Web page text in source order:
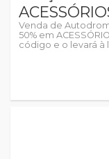
Venda de
50% em
código e o levará à